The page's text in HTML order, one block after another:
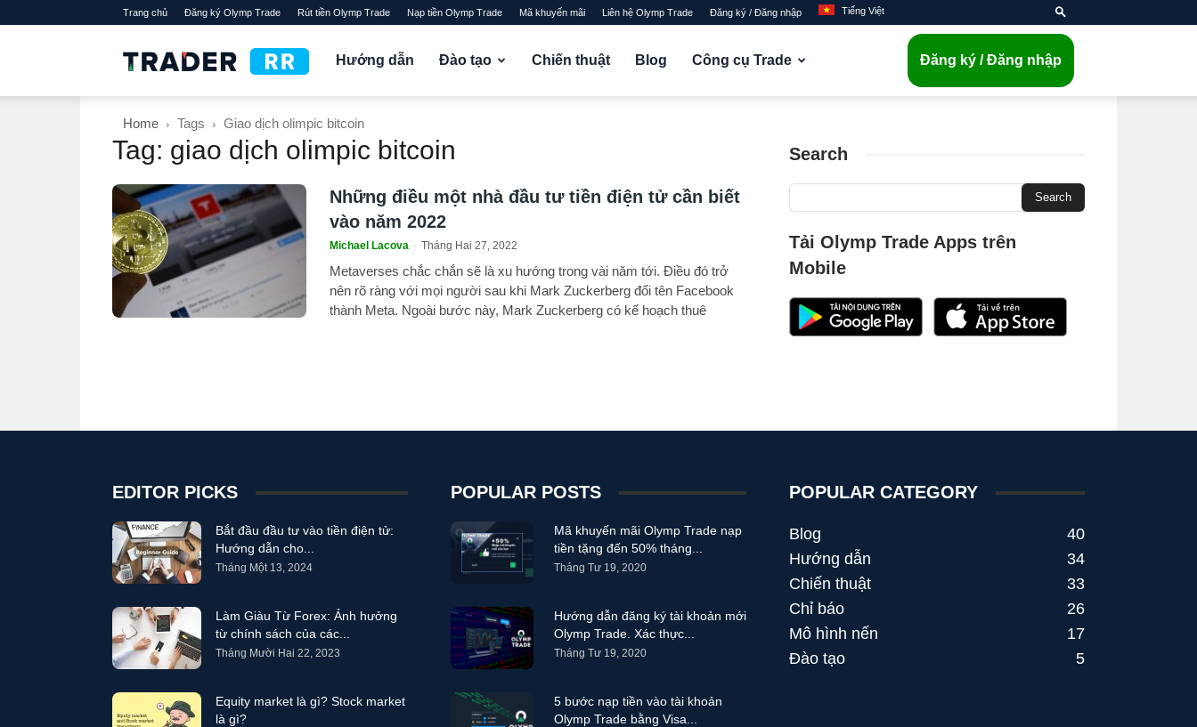
Trang chủ Đăng ký Olymp Trade Rút tiền Olymp Trade Nạp tiền Olymp Trade Mã khuyến mãi Liên hệ Olymp Trade Đăng ký / Đăng nhập Tiếng Việt
TraderRRHướng dẫn Đào tạo Chiến thuật Blog Công cụ Trade Đăng ký / Đăng nhập
Home Tags Giao dịch olimpic bitcoin
Tag: giao dịch olimpic bitcoin
Những điều một nhà đầu tư tiền điện tử cần biết
vào năm 2022
Michael Lacova - Tháng Hai 27, 2022
Metaverses chắc chắn sẽ là xu hướng trong vài năm tới. Điều đó trở
nên rõ ràng với mọi người sau khi Mark Zuckerberg đổi tên Facebook
thành Meta. Ngoài bước này, Mark Zuckerberg có kế hoạch thuê
Search
Tải Olymp Trade Apps trên
Mobile
EDITOR PICKS
Bắt đầu đầu tư vào tiền điện tử:
Hướng dẫn cho...
Tháng Một 13, 2024
Làm Giàu Từ Forex: Ảnh hưởng
từ chính sách của các...
Tháng Mười Hai 22, 2023
Equity market là gì? Stock market
là gì?
POPULAR POSTS
Mã khuyến mãi Olymp Trade nạp
tiền tặng đến 50% tháng...
Tháng Tư 19, 2020
Hướng dẫn đăng ký tài khoản mới
Olymp Trade. Xác thực...
Tháng Tư 19, 2020
5 bước nạp tiền vào tài khoản
Olymp Trade bằng Visa...
POPULAR CATEGORY
Blog
40
Hướng dẫn
34
Chiến thuật
33
Chỉ báo
26
Mô hình nến
17
Đào tạo
5